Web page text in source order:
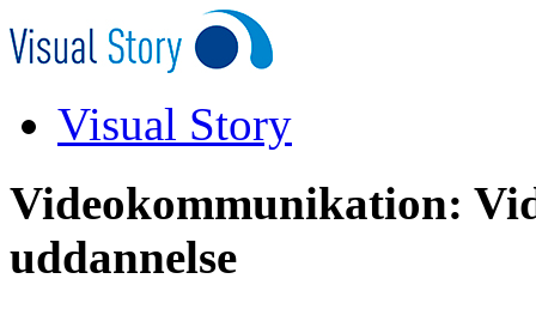
Visual Story
Videokommunikation:
uddannelse